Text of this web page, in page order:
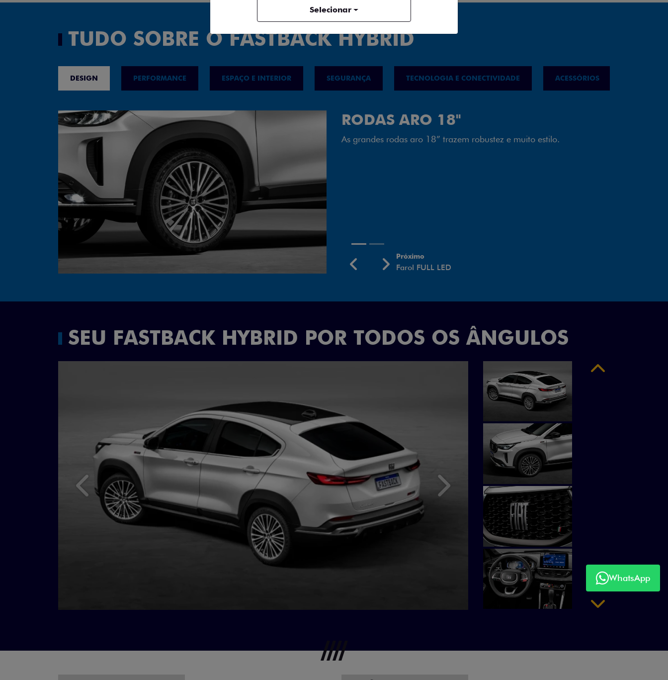
TUDO SOBRE O FASTBACK HYBRID
DESIGN PERFORMANCE ESPAÇO E INTERIOR SEGURANÇA TECNOLOGIA E CONECTIVIDADE ACESSÓRIOS
FAROL FULL LED
Tecnologia dos faróis totalmente em LED garante melhor
Rodas aro 18"
SEU FASTBACK HYBRID POR TODOS OS ÂNGULOS
Próximo
WhatsApp
Selecionar